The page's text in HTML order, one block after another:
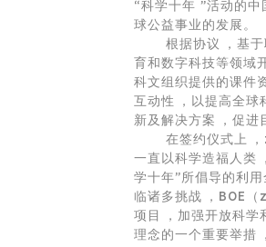
“科学十年 ”活动的中
球公益事业的发展。
根据协议，基于
育和数字科技等领域
科文组织提供的课件
互动性，以提高全
新及解决方案，促
在签约仪式上，
一直以科学造福人类
学十年”所倡导的利用
临诸多挑战，
项目，加强开放科
理念的一个重要举措